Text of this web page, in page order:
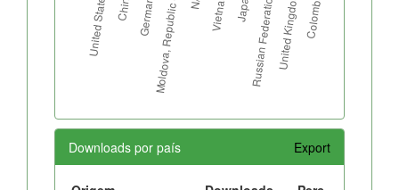
Downloads por país Export